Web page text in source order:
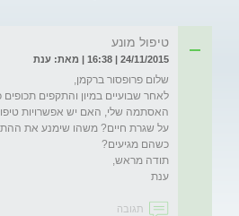
טיפול מונע
24/11/2015 | 16:38 | מאת: ענת
לאחר שבועיים במיון והתקפים
האסתמה שלי, האם יש אפשרויות
על שגרת חיים? משהו שימנע את
ענת
תגובה